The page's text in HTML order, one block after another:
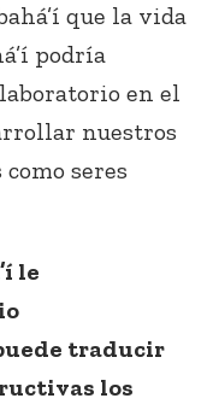
que la vida
podría
en el
nuestros
seres
le
traducir
los